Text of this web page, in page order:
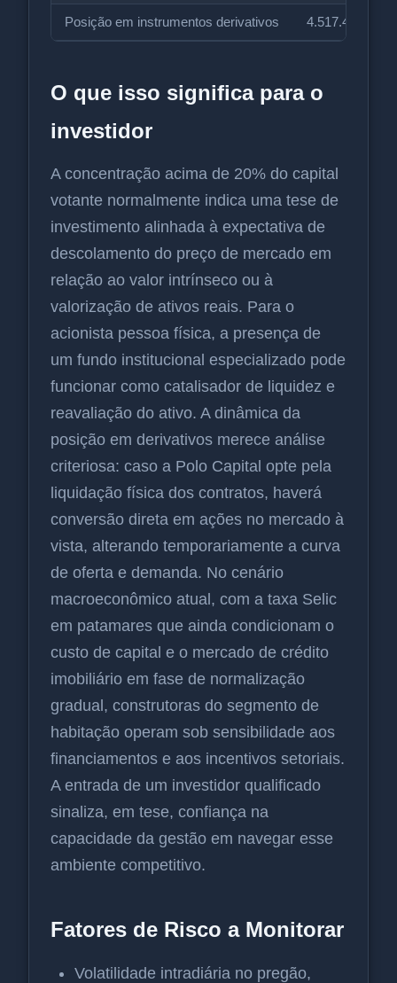
Posição em instrumentos derivativos 4.517.466
O que isso significa para o
investidor
A concentração acima de 20% do capital
votante normalmente indica uma tese de
investimento alinhada à expectativa de
descolamento do preço de mercado em
relação ao valor intrínseco ou à
valorização de ativos reais. Para o
acionista pessoa física, a presença de
um fundo institucional especializado pode
funcionar como catalisador de liquidez e
reavaliação do ativo. A dinâmica da
posição em derivativos merece análise
criteriosa: caso a Polo Capital opte pela
liquidação física dos contratos, haverá
conversão direta em ações no mercado à
vista, alterando temporariamente a curva
de oferta e demanda. No cenário
macroeconômico atual, com a taxa Selic
em patamares que ainda condicionam o
custo de capital e o mercado de crédito
imobiliário em fase de normalização
gradual, construtoras do segmento de
habitação operam sob sensibilidade aos
financiamentos e aos incentivos setoriais.
A entrada de um investidor qualificado
sinaliza, em tese, confiança na
capacidade da gestão em navegar esse
ambiente competitivo.
Fatores de Risco a Monitorar
Volatilidade intradiária no pregão,